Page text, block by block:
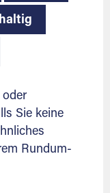
oder
Sie keine
Rundum-